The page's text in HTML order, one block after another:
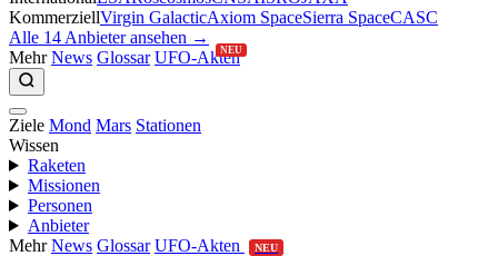
KommerziellVirgin GalacticAxiom SpaceSierra SpaceCASC
Alle 14 Anbieter ansehen →
Mehr News Glossar UFO-Akten
NEU
Ziele Mond Mars Stationen
Wissen
Raketen
Missionen
Personen
Anbieter
Mehr News Glossar UFO-Akten NEU